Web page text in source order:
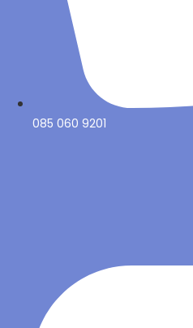
085 060 9201